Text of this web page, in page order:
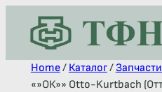
Home/ Каталог/ Запчасти
«»ОК»» Otto-Kurtbach